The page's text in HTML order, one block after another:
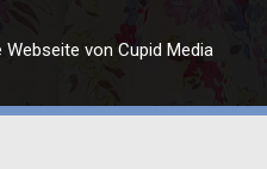
von Cupid Media